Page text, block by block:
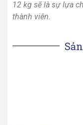
12 kg sẽ là sự lựa
thành viên.